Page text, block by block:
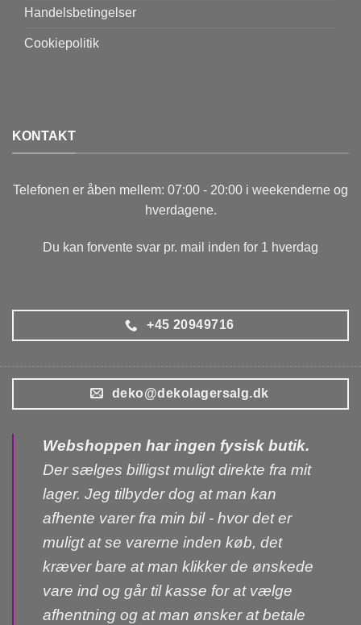
Handelsbetingelser
Cookiepolitik
KONTAKT
Telefonen er åben mellem: 07:00 - 20:00 i weekenderne og
hverdagene.
Du kan forvente svar pr. mail inden for 1 hverdag
+45 20949716
deko@dekolagersalg.dk
Webshoppen har ingen fysisk butik.
Der sælges billigst muligt direkte fra mit
lager. Jeg tilbyder dog at man kan
afhente varer fra min bil - hvor det er
muligt at se varerne inden køb, det
kræver bare at man klikker de ønskede
vare ind og går til kasse for at vælge
afhentning og at man ønsker at betale